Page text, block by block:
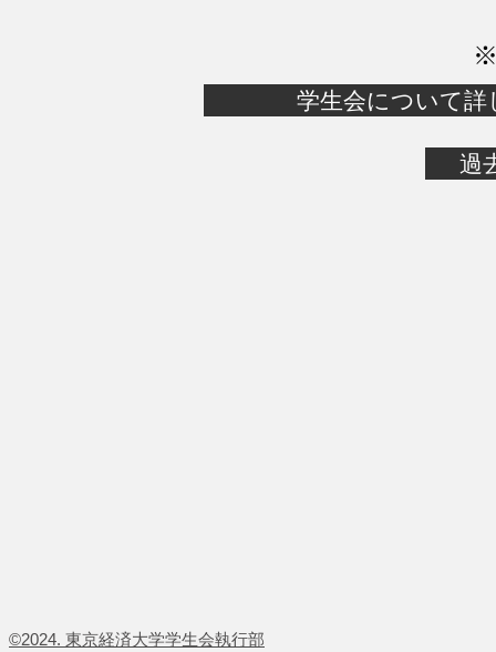
​※
学生会について
過
​©2024. 東京経済大学学生会執行部